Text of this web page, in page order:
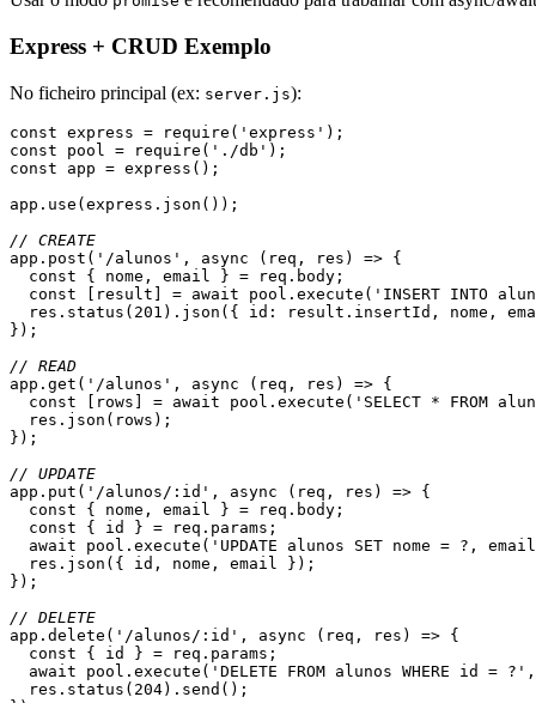
Express + CRUD Exemplo
No ficheiro principal (ex: server.js):
const express = require('express');
const pool = require('./db');
const app = express();
app.use(express.json());
// CREATE
app.post('/alunos', async (req, res) => {
  const { nome, email } = req.body;
const [result] = await pool.execute('INSERT INTO
res.status(201).json({ id: result.insertId, nome,
});
// READ
app.get('/alunos', async (req, res) => {
const [rows] = await pool.execute('SELECT * FROM
  res.json(rows);
});
// UPDATE
app.put('/alunos/:id', async (req, res) => {
  const { nome, email } = req.body;
  const { id } = req.params;
await pool.execute('UPDATE alunos SET nome = ?,
  res.json({ id, nome, email });
});
// DELETE
app.delete('/alunos/:id', async (req, res) => {
  const { id } = req.params;
await pool.execute('DELETE FROM alunos WHERE id =
  res.status(204).send();